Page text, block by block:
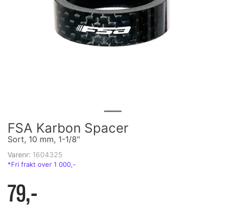
FSA Karbon Spacer
Sort, 10 mm, 1-1/8"
Varenr: 1604325
79,-